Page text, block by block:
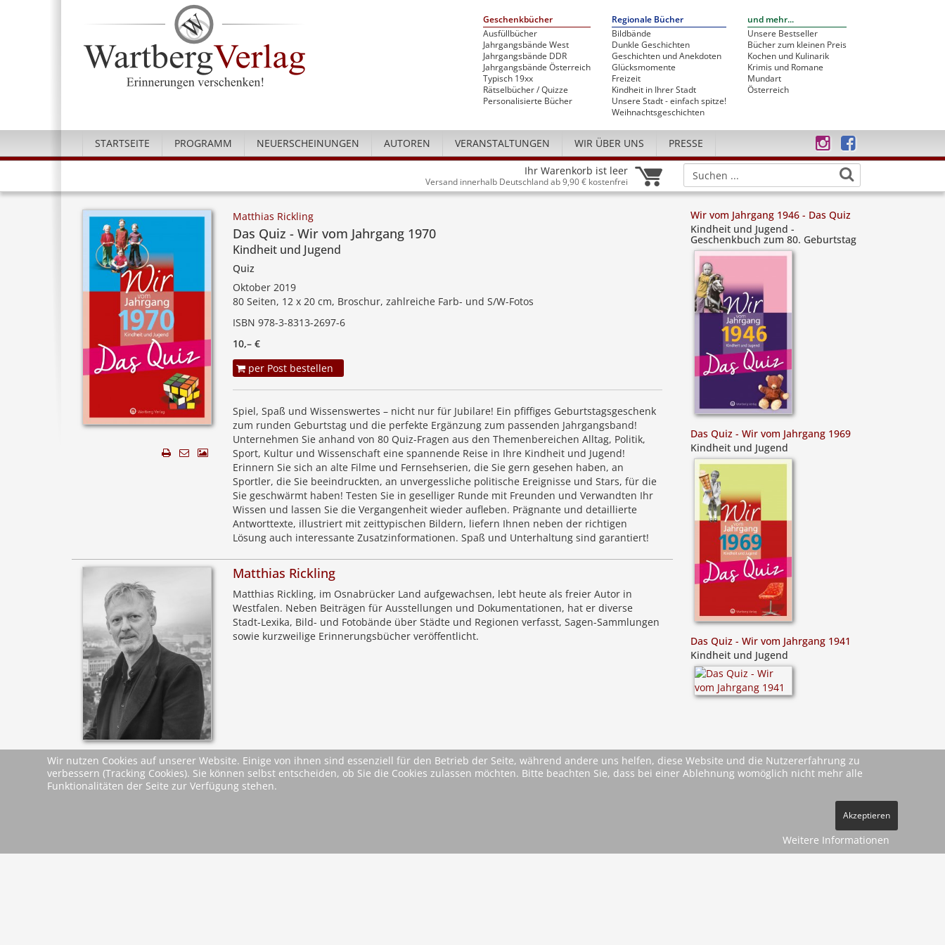
Geschenkbücher
Ausfüllbücher
Jahrgangsbände West
Jahrgangsbände DDR
Jahrgangsbände Österreich
Typisch 19xx
Rätselbücher / Quizze
Personalisierte Bücher
Regionale Bücher
Bildbände
Dunkle Geschichten
Geschichten und Anekdoten
Glücksmomente
Freizeit
Kindheit in Ihrer Stadt
Unsere Stadt - einfach spitze!
Weihnachtsgeschichten
und mehr...
Unsere Bestseller
Bücher zum kleinen Preis
Kochen und Kulinarik
Krimis und Romane
Mundart
Österreich
STARTSEITE PROGRAMM NEUERSCHEINUNGEN AUTOREN VERANSTALTUNGEN WIR ÜBER UNS PRESSE
Ihr Warenkorb ist leer
Versand innerhalb Deutschland ab 9,90 € kostenfrei
Matthias Rickling
Das Quiz - Wir vom Jahrgang 1970
Kindheit und Jugend
Quiz
Oktober 2019
80 Seiten, 12 x 20 cm, Broschur, zahlreiche Farb- und S/W-Fotos
ISBN 978-3-8313-2697-6
10,– €
per Post bestellen
Spiel, Spaß und Wissenswertes – nicht nur für Jubilare! Ein pfiffiges Geburtstagsgeschenk
zum runden Geburtstag und die perfekte Ergänzung zum passenden Jahrgangsband!
Unternehmen Sie anhand von 80 Quiz-Fragen aus den Themenbereichen Alltag, Politik,
Sport, Kultur und Wissenschaft eine spannende Reise in Ihre Kindheit und Jugend!
Erinnern Sie sich an alte Filme und Fernsehserien, die Sie gern gesehen haben, an
Sportler, die Sie beeindruckten, an unvergessliche politische Ereignisse und Stars, für die
Sie geschwärmt haben! Testen Sie in geselliger Runde mit Freunden und Verwandten Ihr
Wissen und lassen Sie die Vergangenheit wieder aufleben. Prägnante und detaillierte
Antworttexte, illustriert mit zeittypischen Bildern, liefern Ihnen neben der richtigen
Lösung auch interessante Zusatzinformationen. Spaß und Unterhaltung sind garantiert!
© NW
Matthias Rickling
Matthias Rickling, im Osnabrücker Land aufgewachsen, lebt heute als freier Autor in
Westfalen. Neben Beiträgen für Ausstellungen und Dokumentationen, hat er diverse
Stadt-Lexika, Bild- und Fotobände über Städte und Regionen verfasst, Sagen-Sammlungen
sowie kurzweilige Erinnerungsbücher veröffentlicht.
Leseproben & Leseprobe
Wir vom Jahrgang 1946 - Das Quiz
Kindheit und Jugend -
Geschenkbuch zum 80. Geburtstag
Das Quiz - Wir vom Jahrgang 1969
Kindheit und Jugend
Das Quiz - Wir vom Jahrgang 1941
Kindheit und Jugend
Wir nutzen Cookies auf unserer Website. Einige von ihnen sind essenziell für den Betrieb der Seite, während andere uns helfen, diese Website und die Nutzererfahrung zu
verbessern (Tracking Cookies). Sie können selbst entscheiden, ob Sie die Cookies zulassen möchten. Bitte beachten Sie, dass bei einer Ablehnung womöglich nicht mehr alle
Funktionalitäten der Seite zur Verfügung stehen.
Akzeptieren
Weitere Informationen